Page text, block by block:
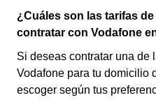
¿Cuáles son las tarifas
contratar con Vodafone
Si deseas contratar una de
Vodafone para tu domicilio
escoger según tus